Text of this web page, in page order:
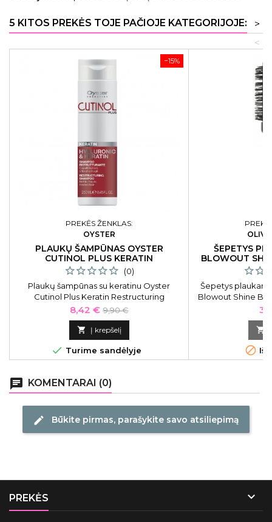
5 KITOS PREKĖS TOJE PAČIOJE KATEGORIJOJE:
>
<
−15%
PREKĖS ŽENKLAS:
OYSTER
PLAUKŲ ŠAMPŪNAS OYSTER
CUTINOL PLUS KERATIN
RESTRUCTURING 250 ML
(0)
Plaukų šampūnas su keratinu Oyster
Cutinol Plus Keratin Restructuring
Shampoo, skirtas pažeistiems ir trapiems
plaukams OYSH05250323, 250 ml
Kaina
8,42 € Bazinė
kaina
9,90 €
 Į krepšelį
 Turime sandėlyje
ŠEPETYS
BLOWOUT
Šepetys
Blowout Shine
mm, skirtas


chat KOMENTARAI (0)
edit Būkite pirmas, parašykite savo atsiliepimą
PREKĖS 